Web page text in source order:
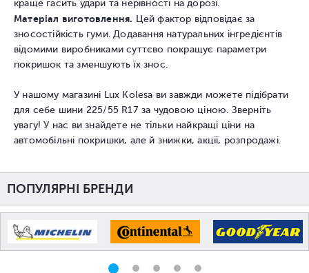
краще гасить удари та нерівності на дорозі.
Матеріал виготовлення. Цей фактор відповідає за
зносостійкість гуми. Додавання натуральних інгредієнтів
відомими виробниками суттєво покращує параметри
покришок та зменшують їх знос.
У нашому магазині Lux Kolesa ви завжди можете підібрати
для себе шини 225/55 R17 за чудовою ціною. Зверніть
увагу! У нас ви знайдете не тільки найкращі ціни на
автомобільні покришки, але й знижки, акції, розпродажі.
ПОПУЛЯРНІ БРЕНДИ